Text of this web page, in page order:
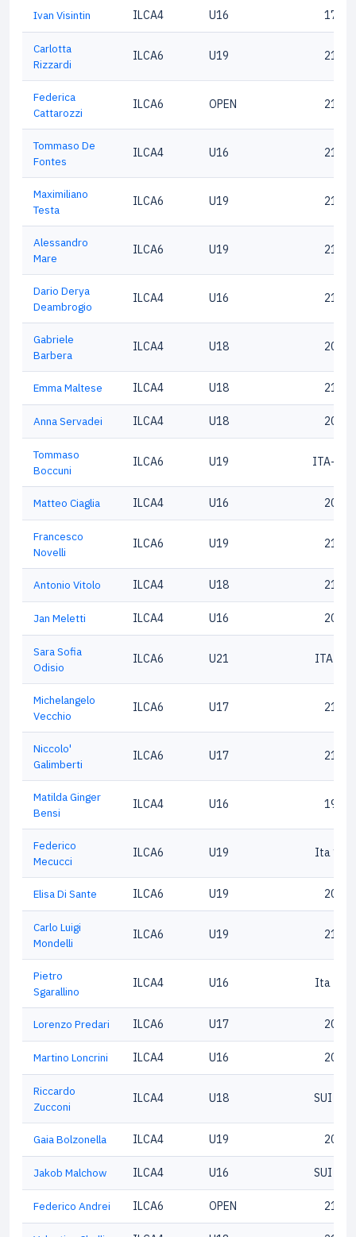
Ivan Visintin ILCA4 U16
Carlotta
Rizzardi
ILCA6 U19
Federica
Cattarozzi
ILCA6 OPEN
Tommaso De
Fontes
ILCA4 U16
Maximiliano
Testa
ILCA6 U19
Alessandro
Mare
ILCA6 U19
Dario Derya
Deambrogio
ILCA4 U16
Gabriele
Barbera
ILCA4 U18
Emma Maltese ILCA4 U18
Anna Servadei ILCA4 U18
Tommaso
Boccuni
ILCA6 U19 ITA-
Matteo Ciaglia ILCA4 U16
Francesco
Novelli
ILCA6 U19
Antonio Vitolo ILCA4 U18
Jan Meletti ILCA4 U16
Sara Sofia
Odisio
ILCA6 U21
Michelangelo
Vecchio
ILCA6 U17
Niccolo'
Galimberti
ILCA6 U17
Matilda Ginger
Bensi
ILCA4 U16
Federico
Mecucci
ILCA6 U19 Ita
Elisa Di Sante ILCA6 U19
Carlo Luigi
Mondelli
ILCA6 U19
Pietro
Sgarallino
ILCA4 U16 Ita
Lorenzo Predari ILCA6 U17
Martino Loncrini ILCA4 U16
Riccardo
Zucconi
ILCA4 U18 SUI
Gaia Bolzonella ILCA4 U19
Jakob Malchow ILCA4 U16 SUI
Federico Andrei ILCA6 OPEN